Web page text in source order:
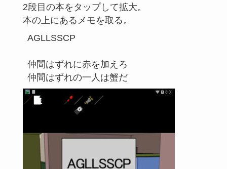
2段目の本をタップして拡大。
本の上にあるメモを取る。
AGLLSSCP
仲間はずれに赤を加えろ
仲間はずれの一人は蟹だ